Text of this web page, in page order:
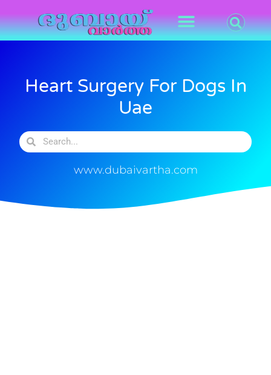
Heart Surgery For Dogs In
Uae
www.dubaivartha.com